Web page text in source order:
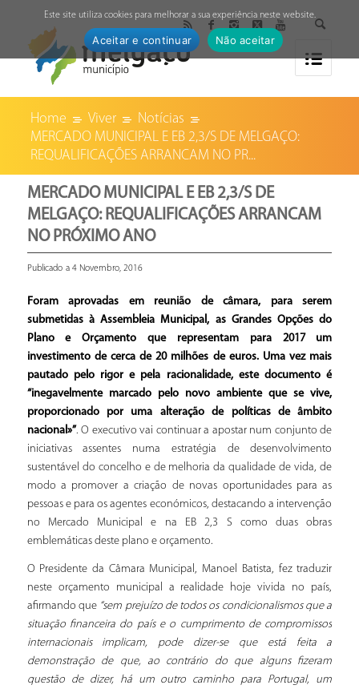
Home Viver
Notícias
MERCADO MUNICIPAL E EB 2,3/S DE MELGAÇO:
REQUALIFICAÇÕES ARRANCAM NO PR...
MERCADO MUNICIPAL E EB 2,3/S DE
MELGAÇO: REQUALIFICAÇÕES ARRANCAM
NO PRÓXIMO ANO
Publicado a 4 Novembro, 2016
Foram aprovadas em reunião de câmara, para serem
submetidas à Assembleia Municipal, as Grandes Opções do
Plano e Orçamento que representam para 2017 um
investimento de cerca de 20 milhões de euros. Uma vez mais
pautado pelo rigor e pela racionalidade, este documento é
“inegavelmente marcado pelo novo ambiente que se vive,
proporcionado por uma alteração de políticas de âmbito
nacional»”. O executivo vai continuar a apostar num conjunto de
iniciativas assentes numa estratégia de desenvolvimento
sustentável do concelho e de melhoria da qualidade de vida, de
modo a promover a criação de novas oportunidades para as
pessoas e para os agentes económicos, destacando a intervenção
no Mercado Municipal e na EB 2,3 S como duas obras
emblemáticas deste plano e orçamento.
O Presidente da Câmara Municipal, Manoel Batista, fez traduzir
neste orçamento municipal a realidade hoje vivida no país,
afirmando que “sem prejuízo de todos os condicionalismos que a
situação financeira do país e o cumprimento de compromissos
internacionais implicam, pode dizer-se que está feita a
demonstração de que, ao contrário do que alguns fizeram
questão de dizer, há um outro caminho para Portugal, um
Este site utiliza cookies para melhorar a sua experiência neste website.
Aceitar e continuar Não aceitar